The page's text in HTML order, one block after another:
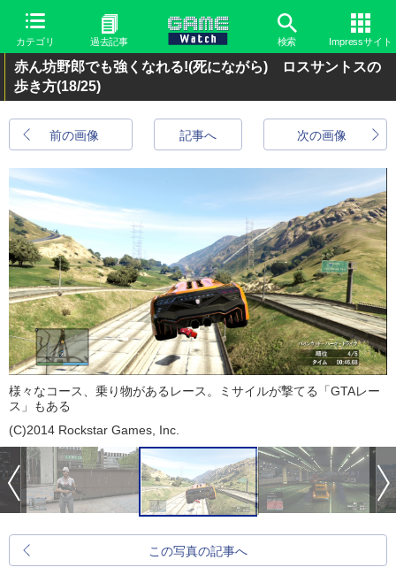
カテゴリ 過去記事 検索 Impressサイト
赤ん坊野郎でも強くなれる!(死にながら) ロスサントスの
歩き方(18/25)
前の画像 次の画像
記事へ
様々なコース、乗り物があるレース。ミサイルが撃てる「GTAレー
ス」もある
(C)2014 Rockstar Games, Inc.
この写真の記事へ